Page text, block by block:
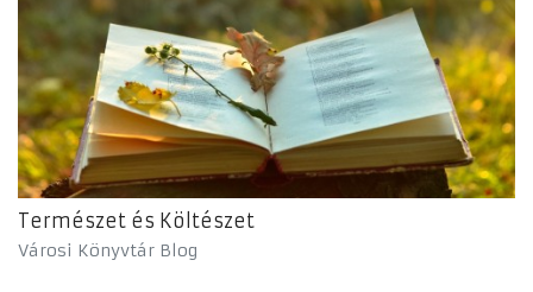
Természet és Költészet
Városi Könyvtár Blog